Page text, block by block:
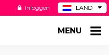
LAND
DE
Inloggen
MENU